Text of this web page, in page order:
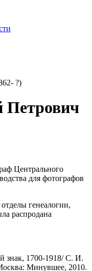
?)
Петрович
Центрального
для фотографов
генеалогии,
распродана
знак, 1700-1918/ С. И.
Минувшее, 2010.